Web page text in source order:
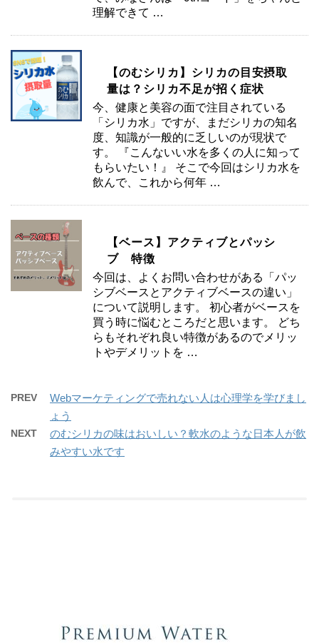
理解できて …
【のむシリカ】シリカの目安摂取
量は？シリカ不足が招く症状
今、健康と美容の面で注目されている
「シリカ水」ですが、まだシリカの知名
度、知識が一般的に乏しいのが現状で
す。 『こんないい水を多くの人に知って
もらいたい！』 そこで今回はシリカ水を
飲んで、これから何年 …
【ベース】アクティブとパッシ
ブ 特徴
今回は、よくお問い合わせがある「パッ
シブベースとアクティブベースの違い」
について説明します。 初心者がベースを
買う時に悩むところだと思います。 どち
らもそれぞれ良い特徴があるのでメリッ
トやデメリットを …
PREV
Webマーケティングで売れない人は心理学を学びまし
ょう
NEXT
のむシリカの味はおいしい？軟水のような日本人が飲
みやすい水です